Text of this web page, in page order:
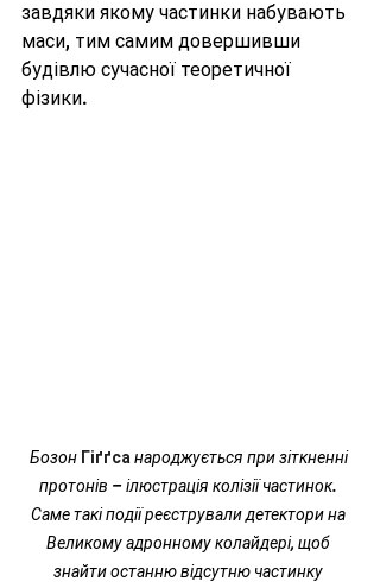
завдяки якому частинки набувають
маси, тим самим довершивши
будівлю сучасної теоретичної
фізики.
Бозон Гіґґса народжується при зіткненні
протонів – ілюстрація колізії частинок.
Саме такі події реєстрували детектори на
Великому адронному колайдері, щоб
знайти останню відсутню частинку